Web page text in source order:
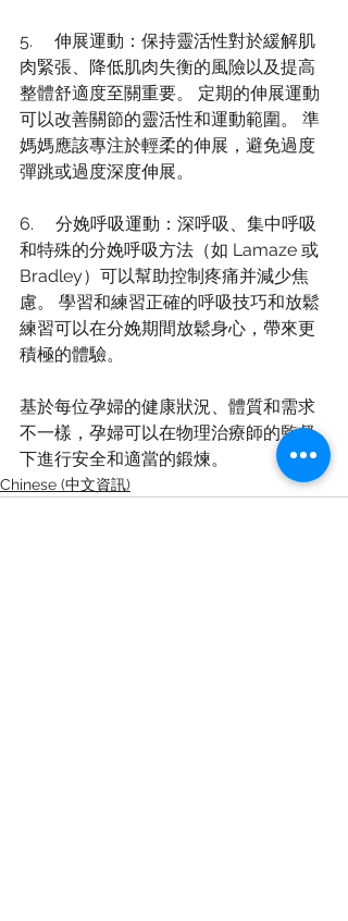
5.     伸展運動：保持靈活性對於緩解肌
肉緊張、降低肌肉失衡的風險以及提高
整體舒適度至關重要。 定期的伸展運動
可以改善關節的靈活性和運動範圍。 準
媽媽應該專注於輕柔的伸展，避免過度
彈跳或過度深度伸展。
6.     分娩呼吸運動：深呼吸、集中呼吸
和特殊的分娩呼吸方法（如 Lamaze 或
Bradley）可以幫助控制疼痛并減少焦
慮。 學習和練習正確的呼吸技巧和放鬆
練習可以在分娩期間放鬆身心，帶來更
積極的體驗。
基於每位孕婦的健康狀況、體質和需求
不一樣，孕婦可以在物理治療師的監督
下進行安全和適當的鍛煉。
Chinese (中文資訊)